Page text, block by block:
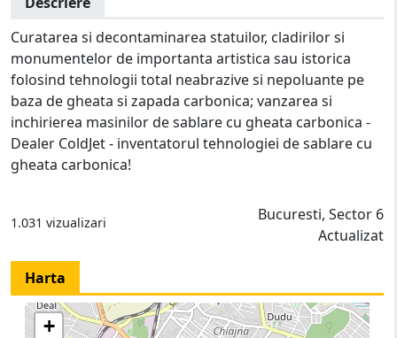
Curatarea si decontaminarea statuilor, cladirilor si
monumentelor de importanta artistica sau istorica
folosind tehnologii total neabrazive si nepoluante pe
baza de gheata si zapada carbonica; vanzarea si
inchirierea masinilor de sablare cu gheata carbonica -
Dealer ColdJet - inventatorul tehnologiei de sablare cu
gheata carbonica!
1.031 vizualizari
Bucuresti, Sector 6
Actualizat
Harta
+